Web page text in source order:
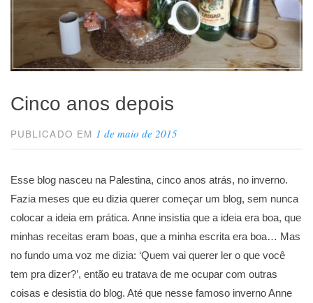
Cinco anos depois
PUBLICADO EM 1 de maio de 2015
Esse blog nasceu na Palestina, cinco anos atrás, no inverno.
Fazia meses que eu dizia querer começar um blog, sem nunca
colocar a ideia em prática. Anne insistia que a ideia era boa, que
minhas receitas eram boas, que a minha escrita era boa… Mas
no fundo uma voz me dizia: ‘Quem vai querer ler o que você
tem pra dizer?’, então eu tratava de me ocupar com outras
coisas e desistia do blog. Até que nesse famoso inverno Anne